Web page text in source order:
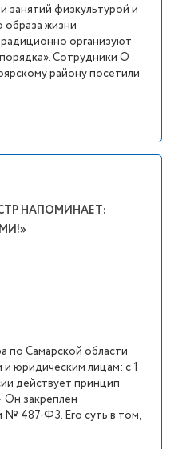
занятий физкультурой и
образа жизни
организуют
Сотрудники О
району посетили
НАПОМИНАЕТ:
по Самарской области
юридическим лицам: с 1
действует принцип
закреплен
487-ФЗ. Его суть в том,